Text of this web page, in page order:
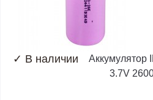
✓ В наличии
Аккумулятор
3.7V